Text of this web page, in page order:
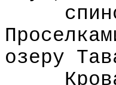
озеру